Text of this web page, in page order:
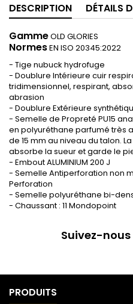
DESCRIPTION DÉTAILS
GammeOLD GLORIES
NormesEN ISO 20345:2022
- Tige nubuck hydrofuge
- Doublure Intérieure cuir
tridimensionnel, respirant,
abrasion
- Doublure Extérieure
- Semelle de Propreté PU15
en polyuréthane parfumé très
de 15 mm au niveau du talon.
absorbe la sueur et garde le
- Embout ALUMINIUM 200 J
- Semelle Antiperforation non
Perforation
- Semelle polyuréthane bi-
- Chaussant : 11 Mondopoint
Suivez-
PRODUITS